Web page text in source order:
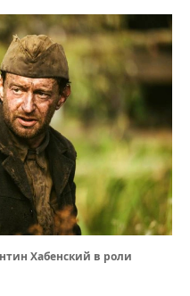
Хабенский в роли